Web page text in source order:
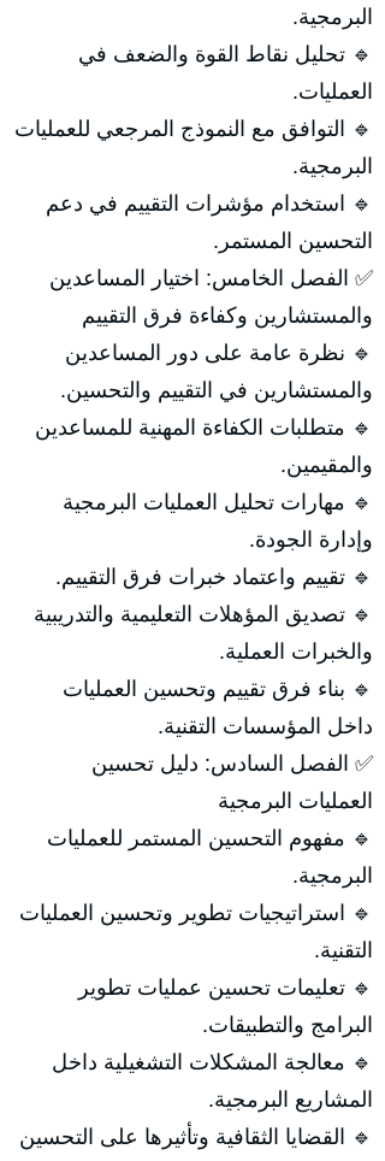
البرمجية.
🔹 تحليل نقاط القوة والضعف في
العمليات.
🔹 التوافق مع النموذج المرجعي للعمليات
البرمجية.
🔹 استخدام مؤشرات التقييم في دعم
التحسين المستمر.
✅ الفصل الخامس: اختيار المساعدين
والمستشارين وكفاءة فرق التقييم
🔹 نظرة عامة على دور المساعدين
والمستشارين في التقييم والتحسين.
🔹 متطلبات الكفاءة المهنية للمساعدين
والمقيمين.
🔹 مهارات تحليل العمليات البرمجية
وإدارة الجودة.
🔹 تقييم واعتماد خبرات فرق التقييم.
🔹 تصديق المؤهلات التعليمية والتدريبية
والخبرات العملية.
🔹 بناء فرق تقييم وتحسين العمليات
داخل المؤسسات التقنية.
✅ الفصل السادس: دليل تحسين
العمليات البرمجية
🔹 مفهوم التحسين المستمر للعمليات
البرمجية.
🔹 استراتيجيات تطوير وتحسين العمليات
التقنية.
🔹 تعليمات تحسين عمليات تطوير
البرامج والتطبيقات.
🔹 معالجة المشكلات التشغيلية داخل
المشاريع البرمجية.
🔹 القضايا الثقافية وتأثيرها على التحسين